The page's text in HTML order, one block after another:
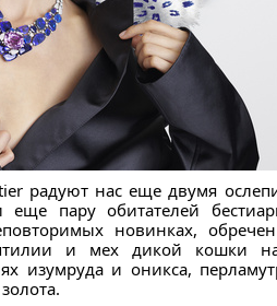
радуют нас еще двумя
еще пару обитателей
новинках,
и мех дикой кошки
изумруда и оникса,